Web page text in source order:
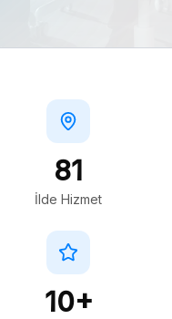
81
İlde Hizmet
10+